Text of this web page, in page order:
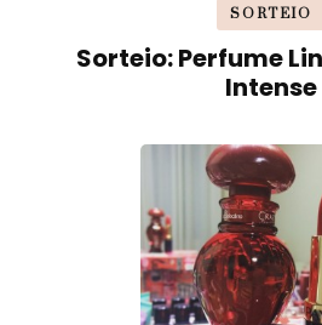
SORTEIO
Sorteio: Perfume
Intense